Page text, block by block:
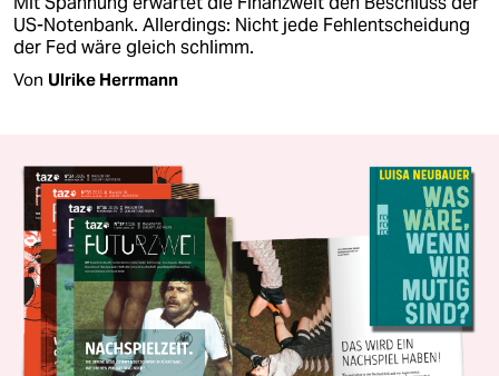
US-Notenbank. Allerdings: Nicht jede Fehlentscheidung
der Fed wäre gleich schlimm.
Von Ulrike Herrmann